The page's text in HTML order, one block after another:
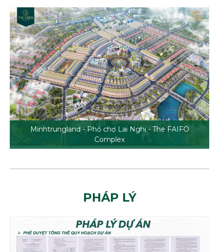
Minhtrungland - Phố chợ Lai Nghi - The FAIFO
Complex
PHÁP LÝ